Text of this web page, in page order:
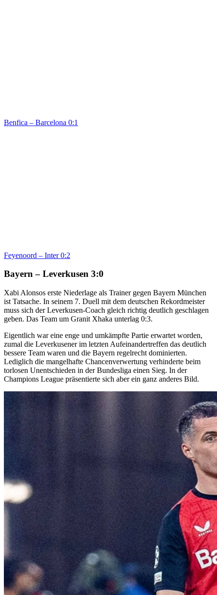
Benfica – Barcelona 0:1
Feyenoord – Inter 0:2
Bayern – Leverkusen 3:0
Xabi Alonsos erste Niederlage als Trainer gegen Bayern München
ist Tatsache. In seinem 7. Duell mit dem deutschen Rekordmeister
muss sich der Leverkusen-Coach gleich richtig deutlich geschlagen
geben. Das Team um Granit Xhaka unterlag 0:3.
Eigentlich war eine enge und umkämpfte Partie erwartet worden,
zumal die Leverkusener im letzten Aufeinandertreffen das deutlich
bessere Team waren und die Bayern regelrecht dominierten.
Lediglich die mangelhafte Chancenverwertung verhinderte beim
torlosen Unentschieden in der Bundesliga einen Sieg. In der
Champions League präsentierte sich aber ein ganz anderes Bild.